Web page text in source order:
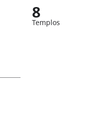
8
Templos